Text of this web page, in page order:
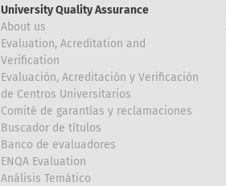
University Quality Assurance
About us
Evaluation, Acreditation and
Verification
Evaluación, Acreditación y Verificación
de Centros Universitarios
Comité de garantías y reclamaciones
Buscador de títulos
Banco de evaluadores
ENQA Evaluation
Análisis Temático